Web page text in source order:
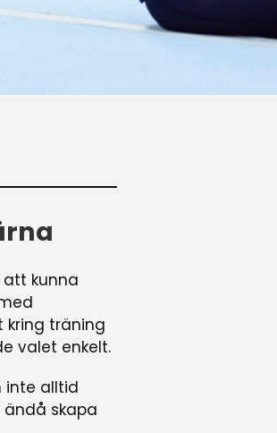
kunna
kring träning
valet enkelt.
inte alltid
skapa